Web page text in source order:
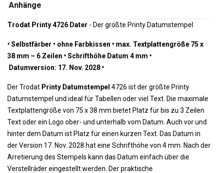
Anhänge
Trodat Printy 4726 Dater - Der größte Printy Datumstempel
• Selbstfärber • ohne Farbkissen • max. Textplattengröße 75 x
38 mm – 6 Zeilen • Schrifthöhe Datum 4 mm •
Datumversion: 17. Nov. 2028 •
Der Trodat Printy Datumstempel 4726 ist der größte Printy
Datumstempel und ideal für Tabellen oder viel Text. Die maximale
Textplattengröße von 75 x 38 mm bietet Platz für bis zu 3 Zeilen
Text oder ein Logo ober- und unterhalb vom Datum. Auch vor und
hinter dem Datum ist Platz für einen kurzen Text. Das Datum in
der Version 17. Nov. 2028 hat eine Schrifthöhe von 4 mm. Nach der
Arretierung des Stempels kann das Datum einfach über die
Verstellräder eingestellt werden. Der praktische